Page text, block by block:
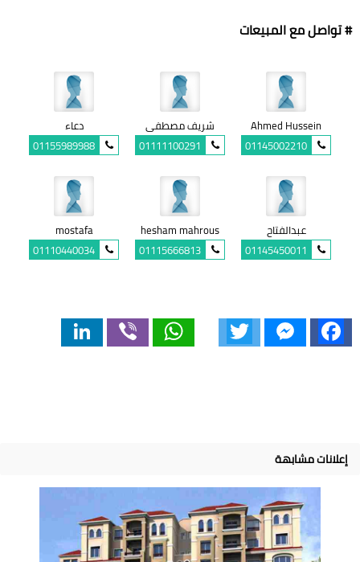
# تواصل مع المبيعات
Ahmed Hussein
01145002210
شريف مصطفى
01111100291
دعاء
01155989988
عبدالفتاح
01145450011
hesham mahrous
01115666813
mostafa
01110440034
Facebook
Messenger
WhatsApp
إعلانات مشابهة